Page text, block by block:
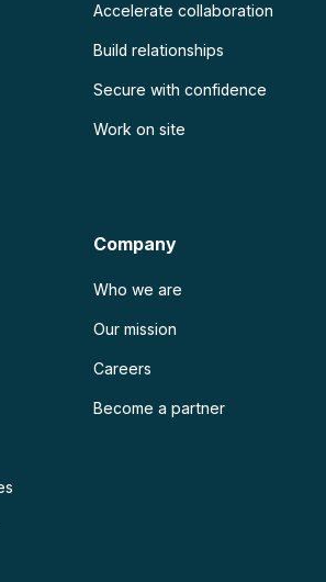
Accelerate collaboration
Build relationships
Secure with confidence
Work on site
Company
Who we are
Our mission
Careers
Become a partner